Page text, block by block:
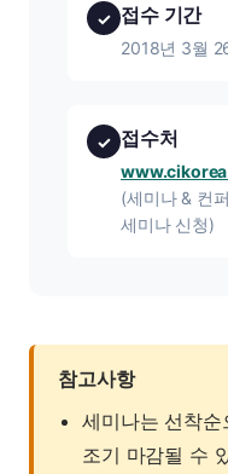
✓ 접수 기간
2018년 3월
✓ 접수처
(세미나 & 컨
세미나 신청)
참고사항
세미나는 선착
조기 마감될 수